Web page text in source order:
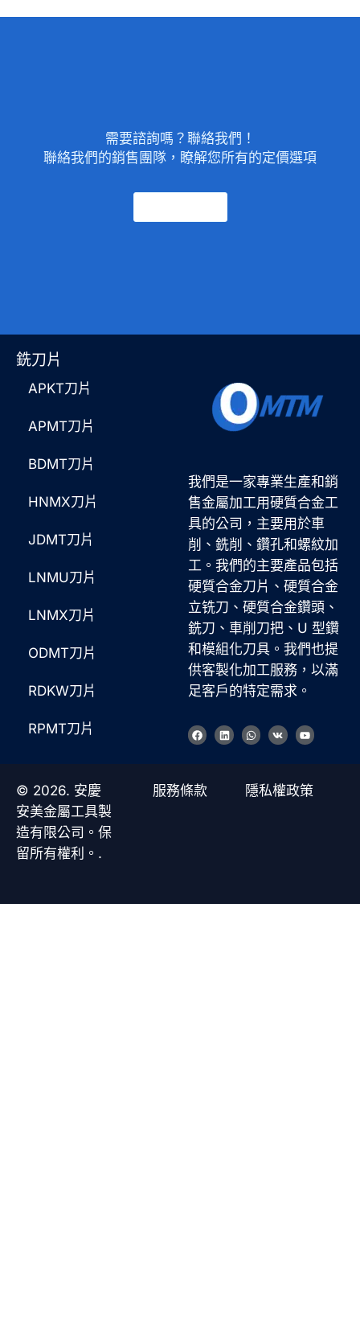
需要諮詢嗎？聯絡我們！
聯絡我們的銷售團隊，瞭解您所有的定價選項
我們是一家專業生產和銷
售金屬加工用硬質合金工
具的公司，主要用於車
削、銑削、鑽孔和螺紋加
工。我們的主要產品包括
硬質合金刀片、硬質合金
立铣刀、硬質合金鑽頭、
銑刀、車削刀把、U 型鑽
和模組化刀具。我們也提
供客製化加工服務，以滿
足客戶的特定需求。
臉
書
L
i
W
h
a
p
V
k
Y
o
b
e
銑刀片
APKT刀片
APMT刀片
BDMT刀片
HNMX刀片
JDMT刀片
LNMU刀片
LNMX刀片
ODMT刀片
RDKW刀片
RPMT刀片
© 2026. 安慶
安美金屬工具製
造有限公司。保
留所有權利。.
服務條款 隱私權政策